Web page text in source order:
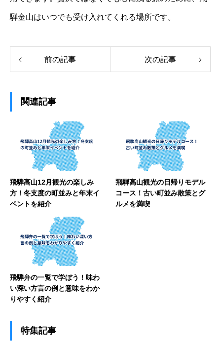
騨金山はいつでも受け入れてくれる場所です。
前の記事 次の記事
関連記事
飛騨高山12月観光の楽しみ
方！冬支度の町並みと年末イ
ベントを紹介
飛騨高山観光の日帰りモデル
コース！古い町並み散策とグ
ルメを満喫
飛騨弁の一覧で学ぼう！味わ
い深い方言の例と意味をわか
りやすく紹介
特集記事